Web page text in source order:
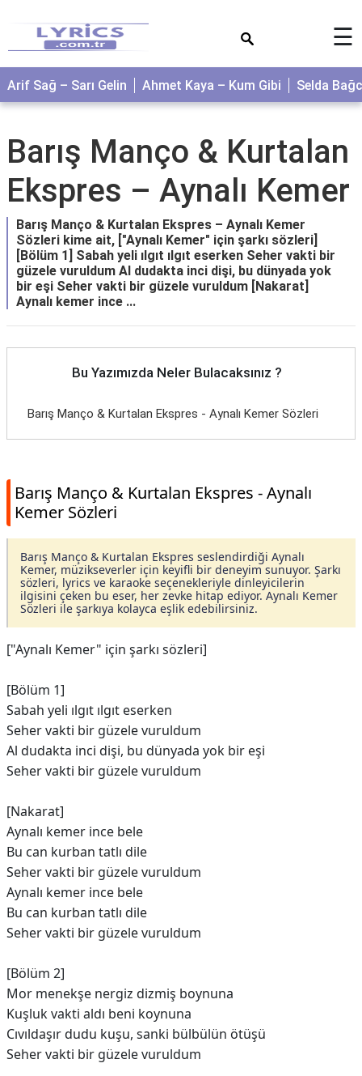
☰
Arif Sağ – Sarı Gelin Ahmet Kaya – Kum Gibi Selda
Barış Manço & Kurtalan
Ekspres – Aynalı Kemer
Barış Manço & Kurtalan Ekspres – Aynalı Kemer
Sözleri kime ait, ["Aynalı Kemer" için şarkı sözleri]
[Bölüm 1] Sabah yeli ılgıt ılgıt eserken Seher vakti bir
güzele vuruldum Al dudakta inci dişi, bu dünyada yok
bir eşi Seher vakti bir güzele vuruldum [Nakarat]
Aynalı kemer ince ...
Bu Yazımızda Neler Bulacaksınız ?
Barış Manço & Kurtalan Ekspres - Aynalı Kemer Sözleri
Barış Manço & Kurtalan Ekspres - Aynalı
Kemer Sözleri
Barış Manço & Kurtalan Ekspres seslendirdiği Aynalı
Kemer, müzikseverler için keyifli bir deneyim sunuyor. Şarkı
sözleri, lyrics ve karaoke seçenekleriyle dinleyicilerin
ilgisini çeken bu eser, her zevke hitap ediyor. Aynalı Kemer
Sözleri ile şarkıya kolayca eşlik edebilirsiniz.
["Aynalı Kemer" için şarkı sözleri]
[Bölüm 1]
Sabah yeli ılgıt ılgıt eserken
Seher vakti bir güzele vuruldum
Al dudakta inci dişi, bu dünyada yok bir eşi
Seher vakti bir güzele vuruldum
[Nakarat]
Aynalı kemer ince bele
Bu can kurban tatlı dile
Seher vakti bir güzele vuruldum
Aynalı kemer ince bele
Bu can kurban tatlı dile
Seher vakti bir güzele vuruldum
[Bölüm 2]
Mor menekşe nergiz dizmiş boynuna
Kuşluk vakti aldı beni koynuna
Cıvıldaşır dudu kuşu, sanki bülbülün ötüşü
Seher vakti bir güzele vuruldum